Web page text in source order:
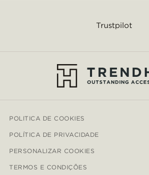
Trustpilot
POLITICA DE COOKIES
POLÍTICA DE PRIVACIDADE
PERSONALIZAR COOKIES
TERMOS E CONDIÇÕES